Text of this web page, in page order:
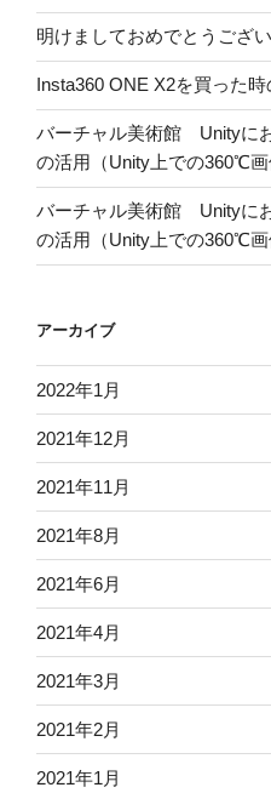
明けましておめでとうござ
Insta360 ONE X2を買った時
バーチャル美術館 Unityに
の活用（Unity上での360℃画
バーチャル美術館 Unityに
の活用（Unity上での360℃画
アーカイブ
2022年1月
2021年12月
2021年11月
2021年8月
2021年6月
2021年4月
2021年3月
2021年2月
2021年1月